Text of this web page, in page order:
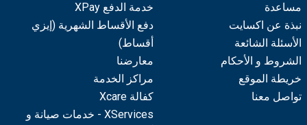
مساعدة
نبذة عن اكسايت
الأسئلة الشائعة
الشروط و الأحكام
خريطة الموقع
تواصل معنا
خدمة الدفع XPay
دفع الأقساط الشهرية (إيزي
أقساط)
معارضنا
مراكز الخدمة
كفالة Xcare
XServices - خدمات صيانة و